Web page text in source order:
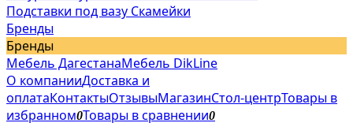
Подставки под вазу Скамейки
Бренды
Бренды
Мебель ДагестанаМебель DikLine
О компанииДоставка и
оплатаКонтактыОтзывыМагазинСтол-центрТовары в
избранном0Товары в сравнении0